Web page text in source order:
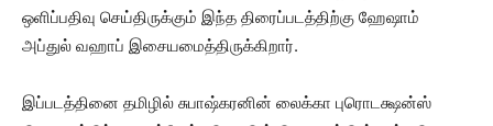
ஒளிப்பதிவு செய்திருக்கும் இந்த திரைப்படத்திற்கு ஹேஷாம்
அப்துல் வஹாப் இசையமைத்திருக்கிறார்.
இப்படத்தினை தமிழில் சுபாஷ்கரனின் லைக்கா புரொடக்ஷன்ஸ்